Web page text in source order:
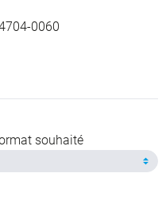
0060
souhaité